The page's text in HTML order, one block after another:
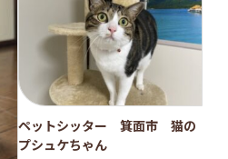
ペットシッター 箕面市 猫の
プシュケちゃん